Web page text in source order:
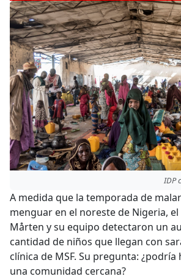
IDP
A medida que la temporada de
menguar en el noreste de Nigeria,
Mårten y su equipo detectaron un
cantidad de niños que llegan con
clínica de MSF. Su pregunta:
una comunidad cercana?